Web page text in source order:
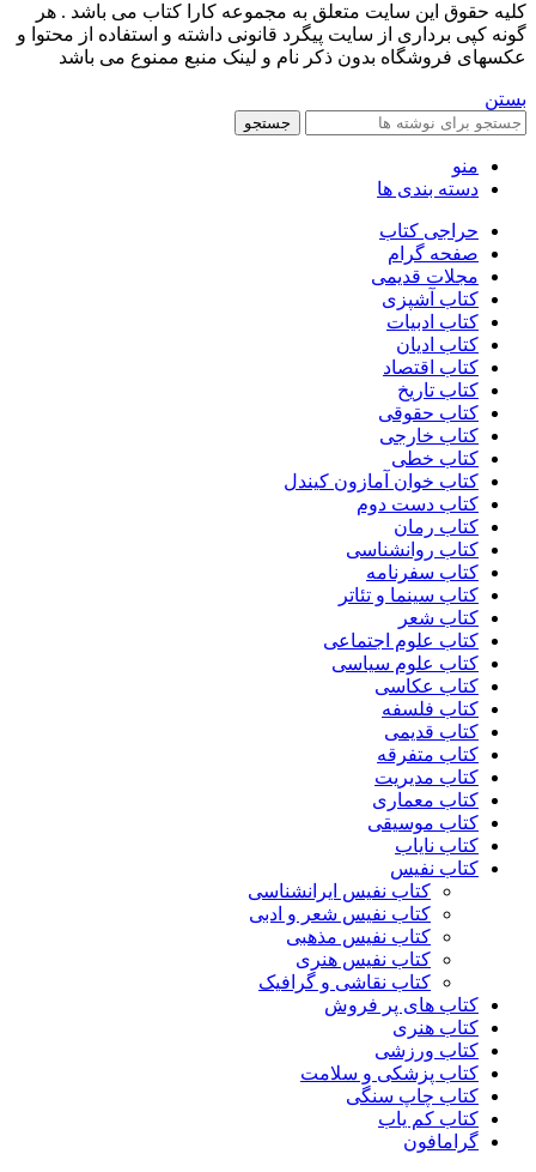
کليه حقوق اين سايت متعلق به مجموعه کارا کتاب می باشد . هر
گونه کپی برداری از سایت پیگرد قانونی داشته و استفاده از محتوا و
عکسهای فروشگاه بدون ذکر نام و لینک منبع ممنوع می باشد
بستن
جستجو
منو
دسته بندی ها
حراجی کتاب
صفحه گرام
مجلات قدیمی
کتاب آشپزی
کتاب ادبیات
کتاب ادیان
کتاب اقتصاد
کتاب تاریخ
کتاب حقوقی
کتاب خارجی
کتاب خطی
کتاب خوان آمازون کیندل
کتاب دست دوم
کتاب رمان
کتاب روانشناسی
کتاب سفرنامه
کتاب سینما و تئاتر
کتاب شعر
کتاب علوم اجتماعی
کتاب علوم سیاسی
کتاب عکاسی
کتاب فلسفه
کتاب قدیمی
کتاب متفرقه
کتاب مدیریت
کتاب معماری
کتاب موسیقی
کتاب نایاب
کتاب نفیس
کتاب نفیس ایرانشناسی
کتاب نفیس شعر و ادبی
کتاب نفیس مذهبی
کتاب نفیس هنری
کتاب نقاشی و گرافیک
کتاب های پر فروش
کتاب هنری
کتاب ورزشی
کتاب پزشکی و سلامت
کتاب چاپ سنگی
کتاب کم یاب
گرامافون